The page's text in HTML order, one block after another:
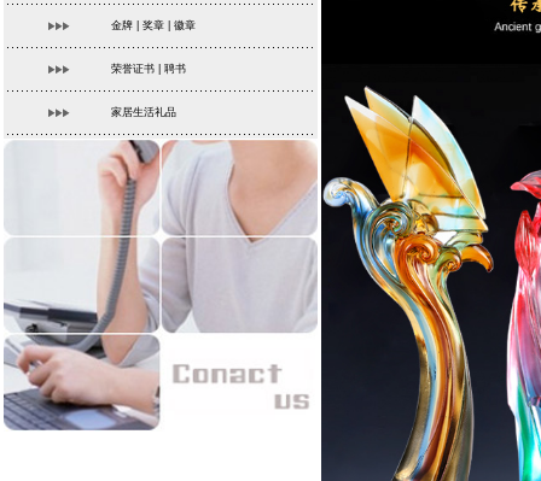
金牌 | 奖章 | 徽章
荣誉证书 | 聘书
家居生活礼品